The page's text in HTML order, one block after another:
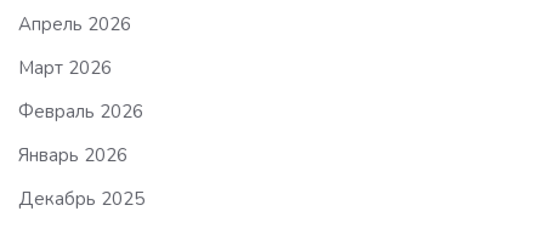
Апрель 2026
Март 2026
Февраль 2026
Январь 2026
Декабрь 2025